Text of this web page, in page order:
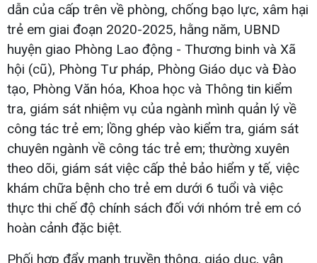
dẫn của cấp trên về phòng, chống bạo lực, xâm hại
trẻ em giai đoạn 2020-2025, hằng năm, UBND
huyện giao Phòng Lao động - Thương binh và Xã
hội (cũ), Phòng Tư pháp, Phòng Giáo dục và Đào
tạo, Phòng Văn hóa, Khoa học và Thông tin kiểm
tra, giám sát nhiệm vụ của ngành mình quản lý về
công tác trẻ em; lồng ghép vào kiểm tra, giám sát
chuyên ngành về công tác trẻ em; thường xuyên
theo dõi, giám sát việc cấp thẻ bảo hiểm y tế, việc
khám chữa bệnh cho trẻ em dưới 6 tuổi và việc
thực thi chế độ chính sách đối với nhóm trẻ em có
hoàn cảnh đặc biệt.
Phối hợp đẩy mạnh truyền thông, giáo dục, vận